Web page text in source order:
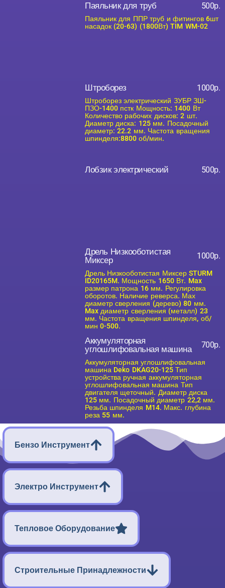
Паяльник для труб 500р.
Паяльник для ППР труб и фитингов 6шт
насадок (20-63) (1800Вт) TIM WM-02
Штроборез 1000р.
Штроборез электрический ЗУБР ЗШ-
ПЗО-1400 пстк Мощность: 1400 Вт
Количество рабочих дисков: 2 шт.
Диаметр диска: 125 мм. Посадочный
диаметр: 22.2 мм. Частота вращения
шпинделя:8800 об/мин.
Лобзик электрический 500р.
Дрель Низкооботистая
Миксер
1000р.
Дрель Низкооботистая Миксер STURM
ID20165M. Мощность 1650 Вт. Max
размер патрона 16 мм. Регулировка
оборотов. Наличие реверса. Мах
диаметр сверления (дерево) 80 мм.
Max диаметр сверления (металл) 23
мм. Частота вращения шпинделя, об/
мин 0-500.
Аккумуляторная
углошлифовальная машина
700р.
Аккумуляторная углошлифовальная
машина Deko DKAG20-125 Тип
устройства ручная аккумуляторная
углошлифовальная машина Тип
двигателя щеточный. Диаметр диска
125 мм. Посадочный диаметр 22,2 мм.
Резьба шпинделя M14. Макс. глубина
реза 55 мм.
Бензо Инструмент
Электро Инструмент
Тепловое Оборудование
Строительные Принадлежности